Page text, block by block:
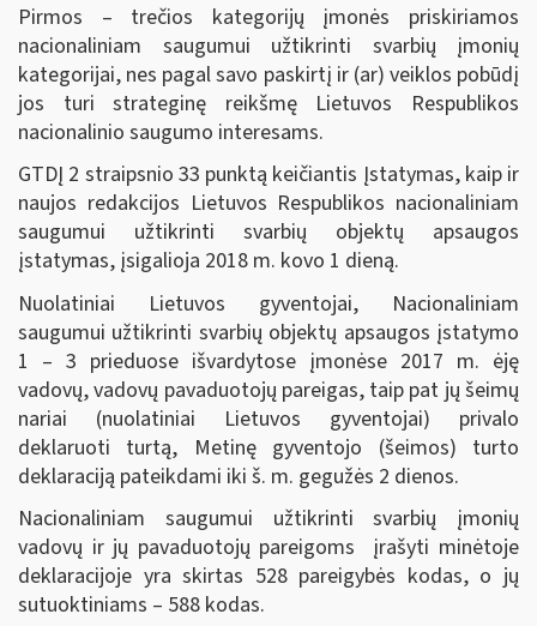
Pirmos – trečios kategorijų įmonės priskiriamos
nacionaliniam saugumui užtikrinti svarbių įmonių
kategorijai, nes pagal savo paskirtį ir (ar) veiklos pobūdį
jos turi strateginę reikšmę Lietuvos Respublikos
nacionalinio saugumo interesams.
GTDĮ 2 straipsnio 33 punktą keičiantis Įstatymas, kaip ir
naujos redakcijos Lietuvos Respublikos nacionaliniam
saugumui užtikrinti svarbių objektų apsaugos
įstatymas, įsigalioja 2018 m. kovo 1 dieną.
Nuolatiniai Lietuvos gyventojai, Nacionaliniam
saugumui užtikrinti svarbių objektų apsaugos įstatymo
1 – 3 prieduose išvardytose įmonėse 2017 m. ėję
vadovų, vadovų pavaduotojų pareigas, taip pat jų šeimų
nariai (nuolatiniai Lietuvos gyventojai) privalo
deklaruoti turtą, Metinę gyventojo (šeimos) turto
deklaraciją pateikdami iki š. m. gegužės 2 dienos.
Nacionaliniam saugumui užtikrinti svarbių įmonių
vadovų ir jų pavaduotojų pareigoms įrašyti minėtoje
deklaracijoje yra skirtas 528 pareigybės kodas, o jų
sutuoktiniams – 588 kodas.